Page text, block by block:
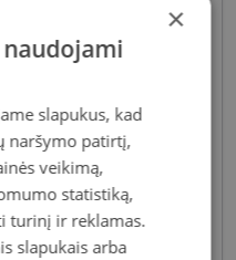
pasižymi subtiliais
harmoningą bei
stilių bei medžiagų
pristatyti Jums
×
slapukus, kad
naršymo patirtį,
veikimą,
statistiką,
turinį ir reklamas.
slapukais arba